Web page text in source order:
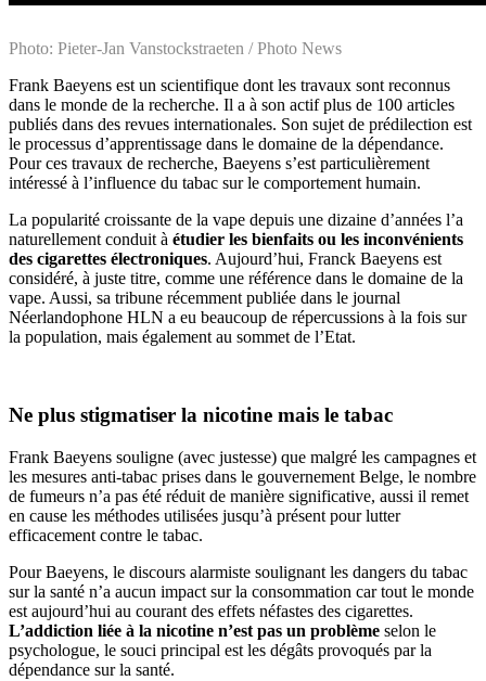
Photo: Pieter-Jan Vanstockstraeten / Photo News
Frank Baeyens est un scientifique dont les travaux sont reconnus
dans le monde de la recherche. Il a à son actif plus de 100 articles
publiés dans des revues internationales. Son sujet de prédilection est
le processus d’apprentissage dans le domaine de la dépendance.
Pour ces travaux de recherche, Baeyens s’est particulièrement
intéressé à l’influence du tabac sur le comportement humain.
La popularité croissante de la vape depuis une dizaine d’années l’a
naturellement conduit à étudier les bienfaits ou les inconvénients
des cigarettes électroniques. Aujourd’hui, Franck Baeyens est
considéré, à juste titre, comme une référence dans le domaine de la
vape. Aussi, sa tribune récemment publiée dans le journal
Néerlandophone HLN a eu beaucoup de répercussions à la fois sur
la population, mais également au sommet de l’Etat.
Ne plus stigmatiser la nicotine mais le tabac
Frank Baeyens souligne (avec justesse) que malgré les campagnes et
les mesures anti-tabac prises dans le gouvernement Belge, le nombre
de fumeurs n’a pas été réduit de manière significative, aussi il remet
en cause les méthodes utilisées jusqu’à présent pour lutter
efficacement contre le tabac.
Pour Baeyens, le discours alarmiste soulignant les dangers du tabac
sur la santé n’a aucun impact sur la consommation car tout le monde
est aujourd’hui au courant des effets néfastes des cigarettes.
L’addiction liée à la nicotine n’est pas un problème selon le
psychologue, le souci principal est les dégâts provoqués par la
dépendance sur la santé.